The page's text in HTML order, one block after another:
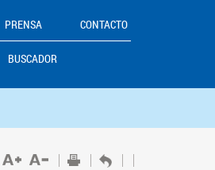
PRENSA CONTACTO
BUSCADOR